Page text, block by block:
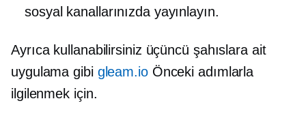
sosyal kanallarınızda yayınlayın.
Ayrıca kullanabilirsiniz üçüncü şahıslara ait
uygulama gibi gleam.ioÖnceki adımlarla
ilgilenmek için.